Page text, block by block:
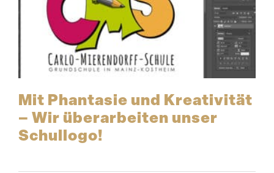
Mit Phantasie und Kreati­vität
– Wir überar­beiten unser
Schullogo!